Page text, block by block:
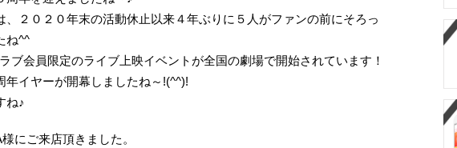
、２０２０年末の活動休止以来４年ぶりに５人がファンの前にそろっ
ね^^
ブ会員限定のライブ上映イベントが全国の劇場で開始されています！
年イヤーが開幕しましたね～!(^^)!
ね♪
にご来店頂きました。